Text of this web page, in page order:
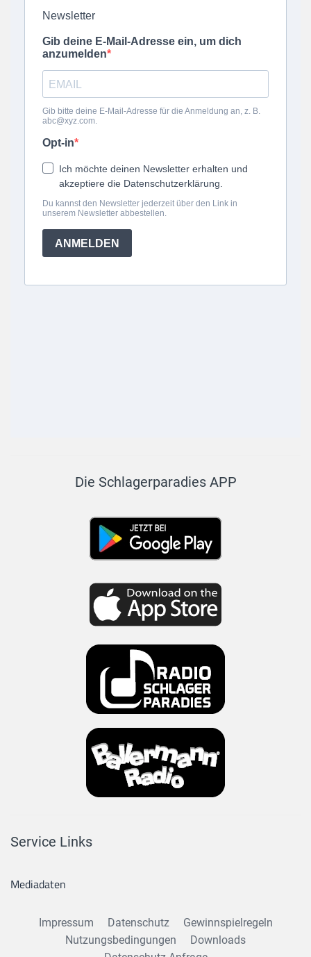
Die Schlagerparadies APP
Service Links
Mediadaten
Impressum Datenschutz
Gewinnspielregeln
Nutzungsbedingungen
Downloads